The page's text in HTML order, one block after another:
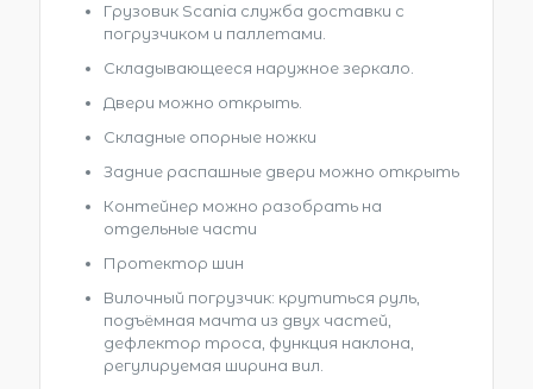
Грузовик Scania служба доставки с
погрузчиком и паллетами.
Складывающееся наружное зеркало.
Двери можно открыть.
Складные опорные ножки
Задние распашные двери можно открыть
Контейнер можно разобрать на
отдельные части
Протектор шин
Вилочный погрузчик: крутиться руль,
подъёмная мачта из двух частей,
дефлектор троса, функция наклона,
регулируемая ширина вил.